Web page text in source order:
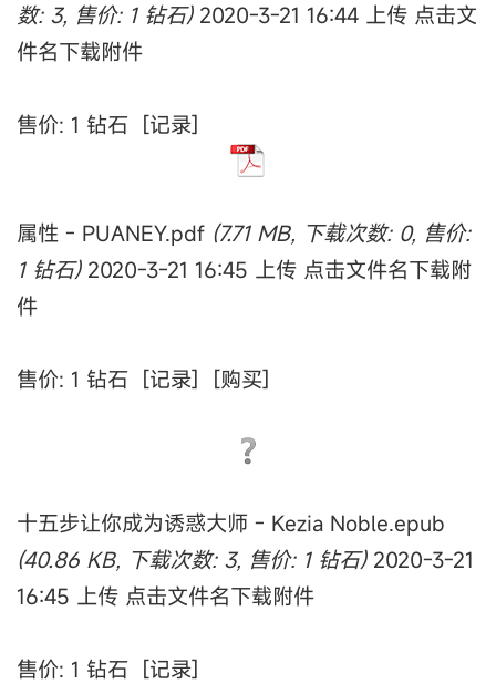
数: 3, 售价: 1 钻石) 2020-3-21 16:44 上传 点击文
件名下载附件
售价: 1 钻石 [记录]
属性 - PUANEY.pdf (7.71 MB, 下载次数: 0, 售价:
1 钻石) 2020-3-21 16:45 上传 点击文件名下载附
件
售价: 1 钻石 [记录] [购买]
十五步让你成为诱惑大师 - Kezia Noble.epub
(40.86 KB, 下载次数: 3, 售价: 1 钻石) 2020-3-21
16:45 上传 点击文件名下载附件
售价: 1 钻石 [记录]